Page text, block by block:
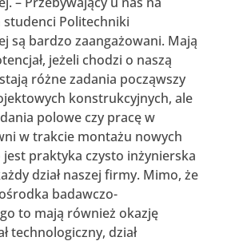
Politechniki
są bardzo zaangażowani. Mają
jeżeli chodzi o naszą
różne zadania począwszy
konstrukcyjnych, ale
polowe czy pracę w
w trakcie montażu nowych
jest praktyka czysto inżynierska
dział naszej firmy. Mimo, że
badawczo-
to mają również okazję
technologiczny, dział